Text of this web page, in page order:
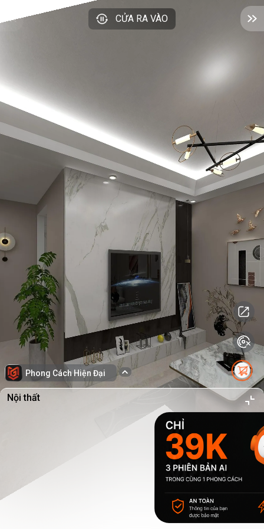
CỬA RA VÀO
Phong Cách Hiện Đại
Nội thất